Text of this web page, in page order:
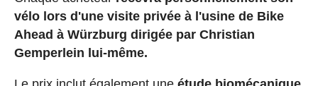
vélo lors d'une visite privée à l'usine de Bike
Ahead à Würzburg dirigée par Christian
Gemperlein lui-même.